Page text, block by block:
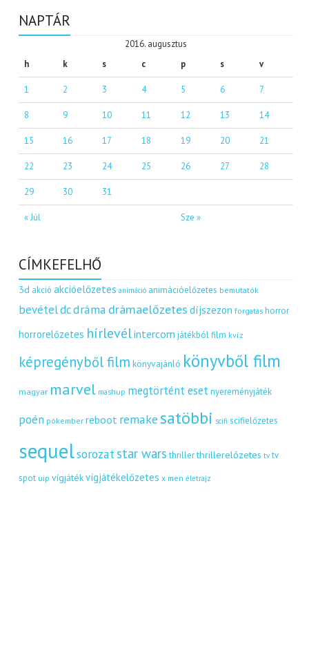
NAPTÁR
2016. augusztus
h
k s c p s v
« Júl Sze »
1 2 3 4 5 6 7
8 9 10 11 12 13 14
15 16 17 18 19 20 21
22 23 24 25 26 27 28
29 30 31
CÍMKEFELHŐ
3d akció akcióelőzetes animáció animációelőzetes bemutatók
bevételdcdráma drámaelőzetes díjszezon forgatás horror
horrorelőzetes hírlevélintercom játékból film kvíz
képregényből film könyvajánló könyvből film
magyar marvel mashup megtörtént eset nyereményjáték
poén pókember reboot remakesatöbbi scifi scifielőzetes
sequelsorozatstar wars thriller thrillerelőzetes tv tv
spot uip vígjátékvígjátékelőzetes x men életrajz